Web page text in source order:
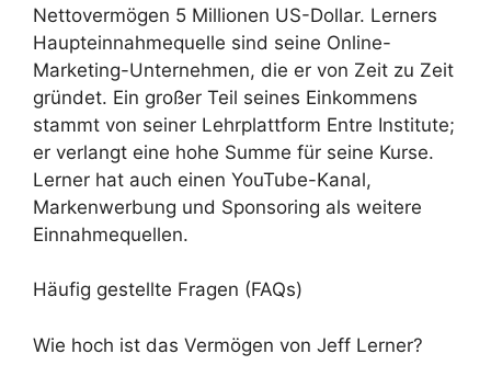
Nettovermögen 5 Millionen US-Dollar. Lerners
Haupteinnahmequelle sind seine Online-
Marketing-Unternehmen, die er von Zeit zu Zeit
gründet. Ein großer Teil seines Einkommens
stammt von seiner Lehrplattform Entre Institute;
er verlangt eine hohe Summe für seine Kurse.
Lerner hat auch einen YouTube-Kanal,
Markenwerbung und Sponsoring als weitere
Einnahmequellen.
Häufig gestellte Fragen (FAQs)
Wie hoch ist das Vermögen von Jeff Lerner?